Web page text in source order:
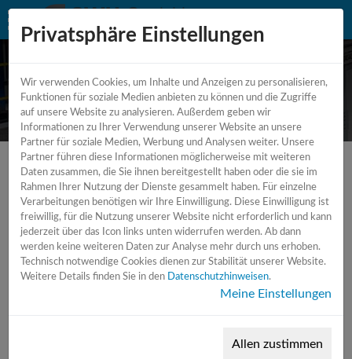
Rundschleifmaschine
Privatsphäre Einstellungen
Wir verwenden Cookies, um Inhalte und Anzeigen zu personalisieren,
Funktionen für soziale Medien anbieten zu können und die Zugriffe
auf unsere Website zu analysieren. Außerdem geben wir
Informationen zu Ihrer Verwendung unserer Website an unsere
Partner für soziale Medien, Werbung und Analysen weiter. Unsere
Partner führen diese Informationen möglicherweise mit weiteren
Daten zusammen, die Sie ihnen bereitgestellt haben oder die sie im
Rahmen Ihrer Nutzung der Dienste gesammelt haben. Für einzelne
Verarbeitungen benötigen wir Ihre Einwilligung. Diese Einwilligung ist
freiwillig, für die Nutzung unserer Website nicht erforderlich und kann
jederzeit über das Icon links unten widerrufen werden. Ab dann
werden keine weiteren Daten zur Analyse mehr durch uns erhoben.
Technisch notwendige Cookies dienen zur Stabilität unserer Website.
Weitere Details finden Sie in den
Datenschutzhinweisen.
Meine Einstellungen
Allen zustimmen